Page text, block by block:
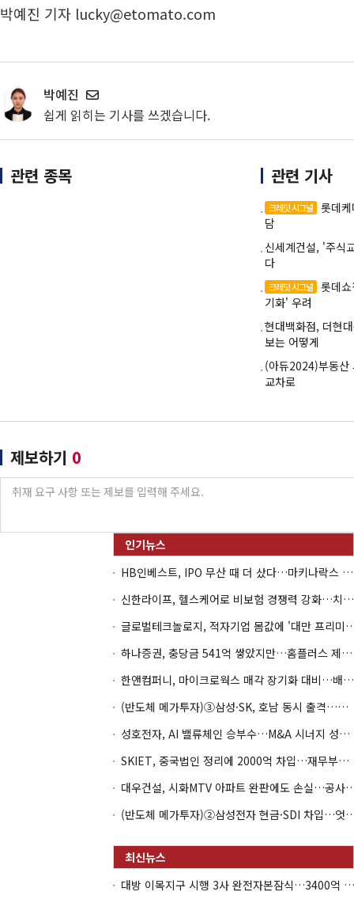
박예진 기자 lucky@etomato.com
박예진
쉽게 읽히는 기사를 쓰겠습니다.
관련 종목 관련 기사
크레딧 시그널
롯데
담
신세계건설, '주식
다
크레딧 시그널
롯데
기화' 우려
현대백화점, 더현
보는 어떻게
(아듀2024)부동산
교차로
제보하기 0
HB인베스트, IPO 무산 때 더 샀다…마키나락스 투자 2.7배 회수
신한라이프, 헬스케어로 비보험 경쟁력 강화…치매·간병 공략
글로벌테크놀로지, 적자기업 몸값
하나증권, 충당금 541억 쌓았지만…홈플러스 제재는 추가 비용 불씨
한앤컴퍼니, 마이크로웍스 매각 장기화 대비…배당 회수판 깔았다
(반도체 메가투자)③삼성·SK, 호남 동시 출격…인력·협력사 쟁탈전
성호전자, AI 밸류체인 승부수…M&A 시너지 성과 '시험대'
SKIET, 중국법인 정리에 2000억 차입…재무부담 더 커졌다
대우건설, 시화MTV 아파트 완
(반도체 메가투자)②삼성전자 현금
대방 이목지구 시행 3사 완전자본잠식…3400억 PF는 그룹 신용으로